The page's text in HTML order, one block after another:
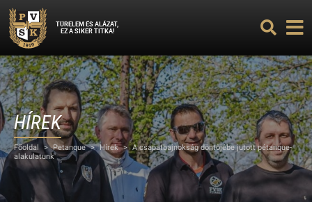
TÜRELEM ÉS ALÁZAT,
EZ A SIKER TITKA!
HÍREK
Főoldal > Petanque > Hírek > A csapatbajnokság döntőjébe jutott pétanque-
alakulatunk